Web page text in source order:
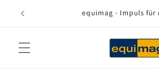
zum
equimag - Impuls für